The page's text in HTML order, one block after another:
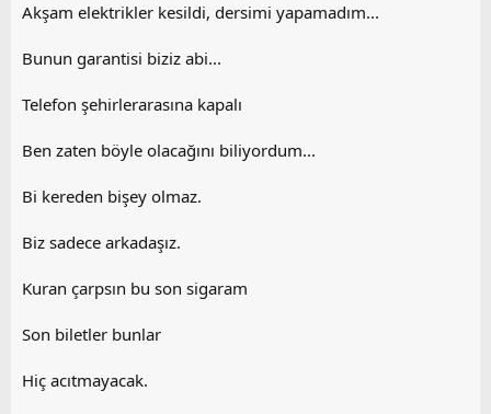
Akşam elektrikler kesildi, dersimi yapamadım...
Bunun garantisi biziz abi...
Telefon şehirlerarasına kapalı
Ben zaten böyle olacağını biliyordum...
Bi kereden bişey olmaz.
Biz sadece arkadaşız.
Kuran çarpsın bu son sigaram
Son biletler bunlar
Hiç acıtmayacak.